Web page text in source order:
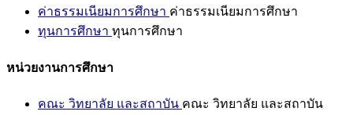
ค่าธรรมเนียมการศึกษา ค่าธรรมเนียมการศึกษา
ทุนการศึกษา ทุนการศึกษา
หน่วยงานการศึกษา
คณะ วิทยาลัย และสถาบัน คณะ วิทยาลัย และสถาบัน